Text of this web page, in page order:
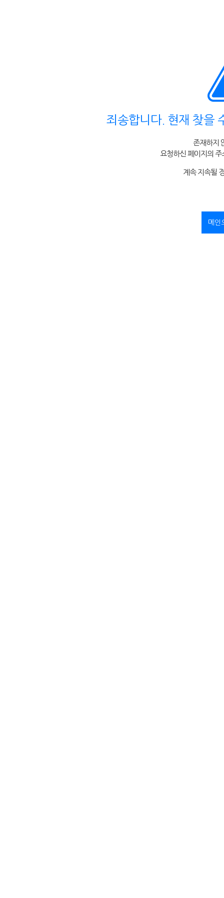
죄송합니다. 현재 찾을
존재하지
요청하신 페이지의 주
계속 지속될
메인